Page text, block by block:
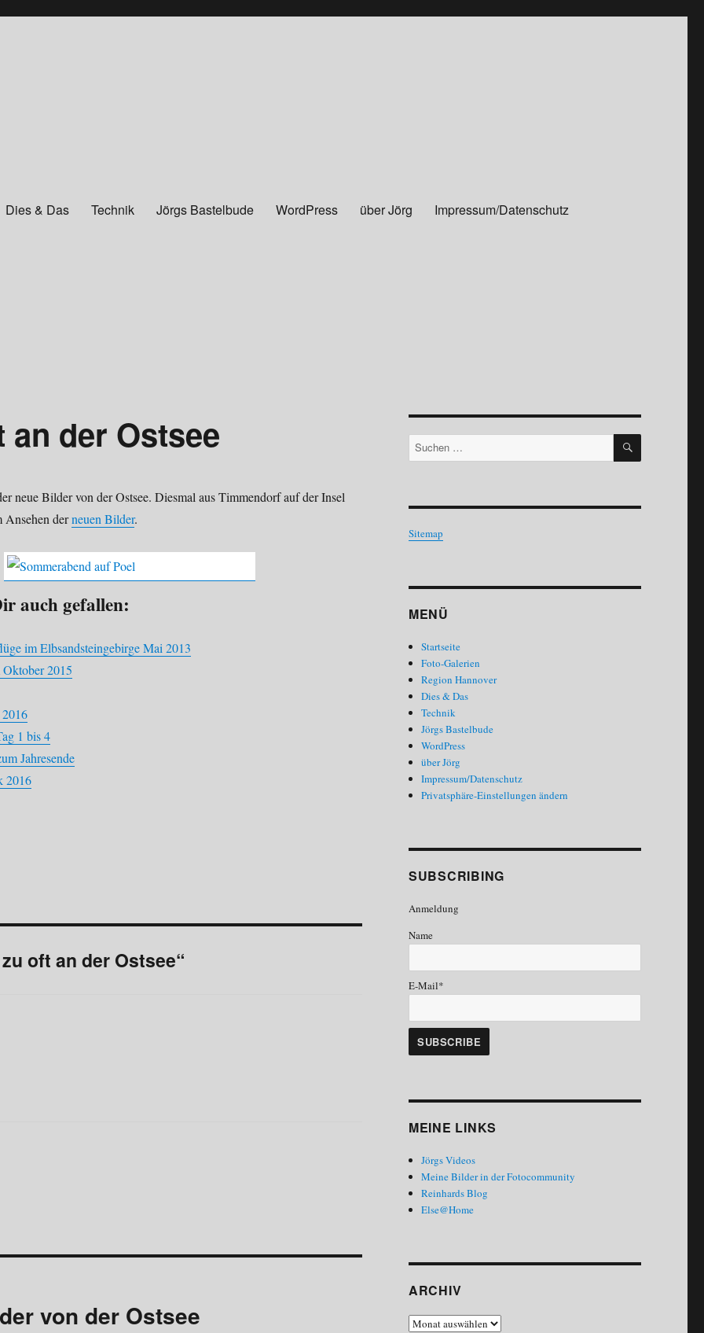
Dies & Das Technik Jörgs Bastelbude WordPress über Jörg
Impressum/Datenschutz
der Ostsee
neue Bilder von der Ostsee. Diesmal aus Timmendorf auf der Insel
Ansehen derneuen Bilder.
auch gefallen:
im Elbsandsteingebirge Mai 2013
2015
2016
1 bis 4
Jahresende
2016
oft an der Ostsee“
von der Ostsee
Suchen
nach:
SUCHEN
Sitemap
MENÜ
Startseite
Foto-Galerien
Region Hannover
Dies & Das
Technik
Jörgs Bastelbude
WordPress
über Jörg
Impressum/Datenschutz
Privatsphäre-Einstellungen ändern
SUBSCRIBING
Anmeldung
Name
E-Mail*
MEINE LINKS
Jörgs Videos
Meine Bilder in der Fotocommunity
Reinhards Blog
Else@Home
ARCHIV
Archiv